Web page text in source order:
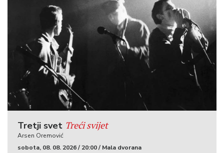
Tretji svet Treći svijet
Arsen Oremović
sobota, 08. 08. 2026 / 20:00 / Mala dvorana